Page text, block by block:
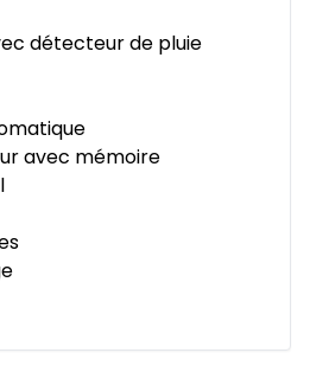
détecteur de pluie
avec mémoire